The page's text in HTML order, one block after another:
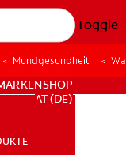
Toggle
FACHKREISE
AT (DE)
Mundgesundheit